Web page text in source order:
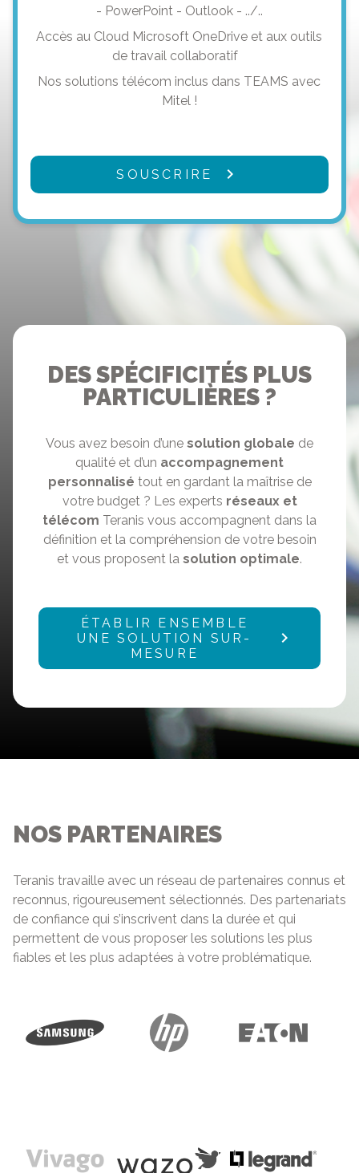
- PowerPoint - Outlook - ../..
Accès au Cloud Microsoft OneDrive et aux outils
de travail collaboratif
Nos solutions télécom inclus dans TEAMS avec
Mitel !
SOUSCRIRE
DES SPÉCIFICITÉS PLUS
PARTICULIÈRES ?
Vous avez besoin d’une solution globale de
qualité et d’un accompagnement
personnalisé tout en gardant la maîtrise de
votre budget ? Les experts réseaux et
télécom Teranis vous accompagnent dans la
définition et la compréhension de votre besoin
et vous proposent la solution optimale.
ÉTABLIR ENSEMBLE
UNE SOLUTION SUR-
MESURE
NOS PARTENAIRES
Teranis travaille avec un réseau de partenaires connus et
reconnus, rigoureusement sélectionnés. Des partenariats
de confiance qui s’inscrivent dans la durée et qui
permettent de vous proposer les solutions les plus
fiables et les plus adaptées à votre problématique.